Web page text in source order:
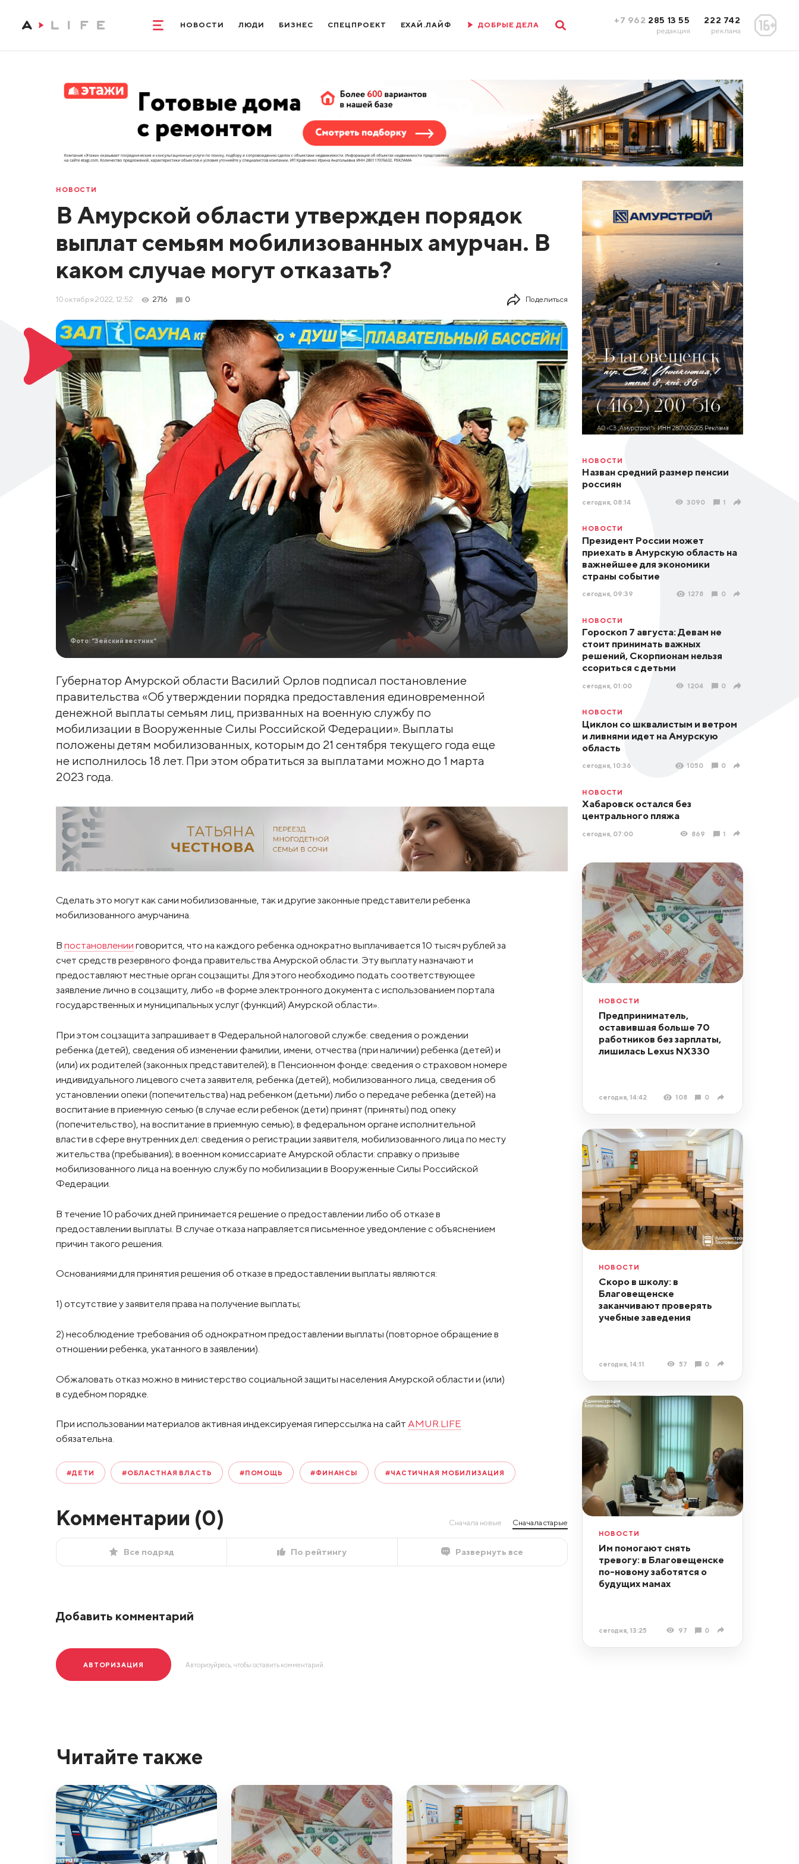
НОВОСТИ ЛЮДИ БИЗНЕС СПЕЦПРОЕКТ ЕХАЙ.ЛАЙФ ДОБРЫЕ ДЕЛА +7 962 285 13 55
редакция
222 742
реклама
НОВОСТИ
В Амурской области утвержден порядок
выплат семьям мобилизованных амурчан. В
каком случае могут отказать?
10 октября 2022, 12:52 2716 0 Поделиться
Фото: "Зейский вестник"
Губернатор Амурской области Василий Орлов подписал постановление
правительства «Об утверждении порядка предоставления единовременной
денежной выплаты семьям лиц, призванных на военную службу по
мобилизации в Вооруженные Силы Российской Федерации». Выплаты
положены детям мобилизованных, которым до 21 сентября текущего года еще
не исполнилось 18 лет. При этом обратиться за выплатами можно до 1 марта
2023 года.
Сделать это могут как сами мобилизованные, так и другие законные представители ребенка
мобилизованного амурчанина.
В постановлении говорится, что на каждого ребенка однократно выплачивается 10 тысяч рублей за
счет средств резервного фонда правительства Амурской области. Эту выплату назначают и
предоставляют местные орган соцзащиты. Для этого необходимо подать соответствующее
заявление лично в соцзащиту, либо «в форме электронного документа с использованием портала
государственных и муниципальных услуг (функций) Амурской области».
При этом соцзащита запрашивает в Федеральной налоговой службе: сведения о рождении
ребенка (детей), сведения об изменении фамилии, имени, отчества (при наличии) ребенка (детей) и
(или) их родителей (законных представителей); в Пенсионном фонде: сведения о страховом номере
индивидуального лицевого счета заявителя, ребенка (детей), мобилизованного лица, сведения об
установлении опеки (попечительства) над ребенком (детьми) либо о передаче ребенка (детей) на
воспитание в приемную семью (в случае если ребенок (дети) принят (приняты) под опеку
(попечительство), на воспитание в приемную семью); в федеральном органе исполнительной
власти в сфере внутренних дел: сведения о регистрации заявителя, мобилизованного лица по месту
жительства (пребывания); в военном комиссариате Амурской области: справку о призыве
мобилизованного лица на военную службу по мобилизации в Вооруженные Силы Российской
Федерации.
В течение 10 рабочих дней принимается решение о предоставлении либо об отказе в
предоставлении выплаты. В случае отказа направляется письменное уведомление с объяснением
причин такого решения.
Основаниями для принятия решения об отказе в предоставлении выплаты являются:
1) отсутствие у заявителя права на получение выплаты;
2) несоблюдение требования об однократном предоставлении выплаты (повторное обращение в
отношении ребенка, укатанного в заявлении).
Обжаловать отказ можно в министерство социальной защиты населения Амурской области и (или)
в судебном порядке.
При использовании материалов активная индексируемая гиперссылка на сайт AMUR.LIFE
обязательна.
#ДЕТИ #ОБЛАСТНАЯ ВЛАСТЬ #ПОМОЩЬ #ФИНАНСЫ #ЧАСТИЧНАЯ МОБИЛИЗАЦИЯ
Комментарии (0) Сначала новые Сначала старые
Все подряд По рейтингу Развернуть все
Добавить комментарий
АВТОРИЗАЦИЯ Авторизуйресь, чтобы оставить комментарий.
НОВОСТИ
Назван средний размер пенсии
россиян
сегодня, 08:14 3090 1
НОВОСТИ
Президент России может
приехать в Амурскую область на
важнейшее для экономики
страны событие
сегодня, 09:39 1278 0
НОВОСТИ
Гороскоп 7 августа: Девам не
стоит принимать важных
решений, Скорпионам нельзя
ссориться с детьми
сегодня, 01:00 1204 0
НОВОСТИ
Циклон со шквалистым и ветром
и ливнями идет на Амурскую
область
сегодня, 10:36 1050 0
НОВОСТИ
Хабаровск остался без
центрального пляжа
сегодня, 07:00 869 1
НОВОСТИ
Предприниматель,
оставившая больше 70
работников без зарплаты,
лишилась Lexus NX330
сегодня, 14:42 108 0
НОВОСТИ
Скоро в школу: в
Благовещенске
заканчивают проверять
учебные заведения
сегодня, 14:11 57 0
НОВОСТИ
Им помогают снять
тревогу: в Благовещенске
по-новому заботятся о
будущих мамах
сегодня, 13:25 97 0
Читайте также